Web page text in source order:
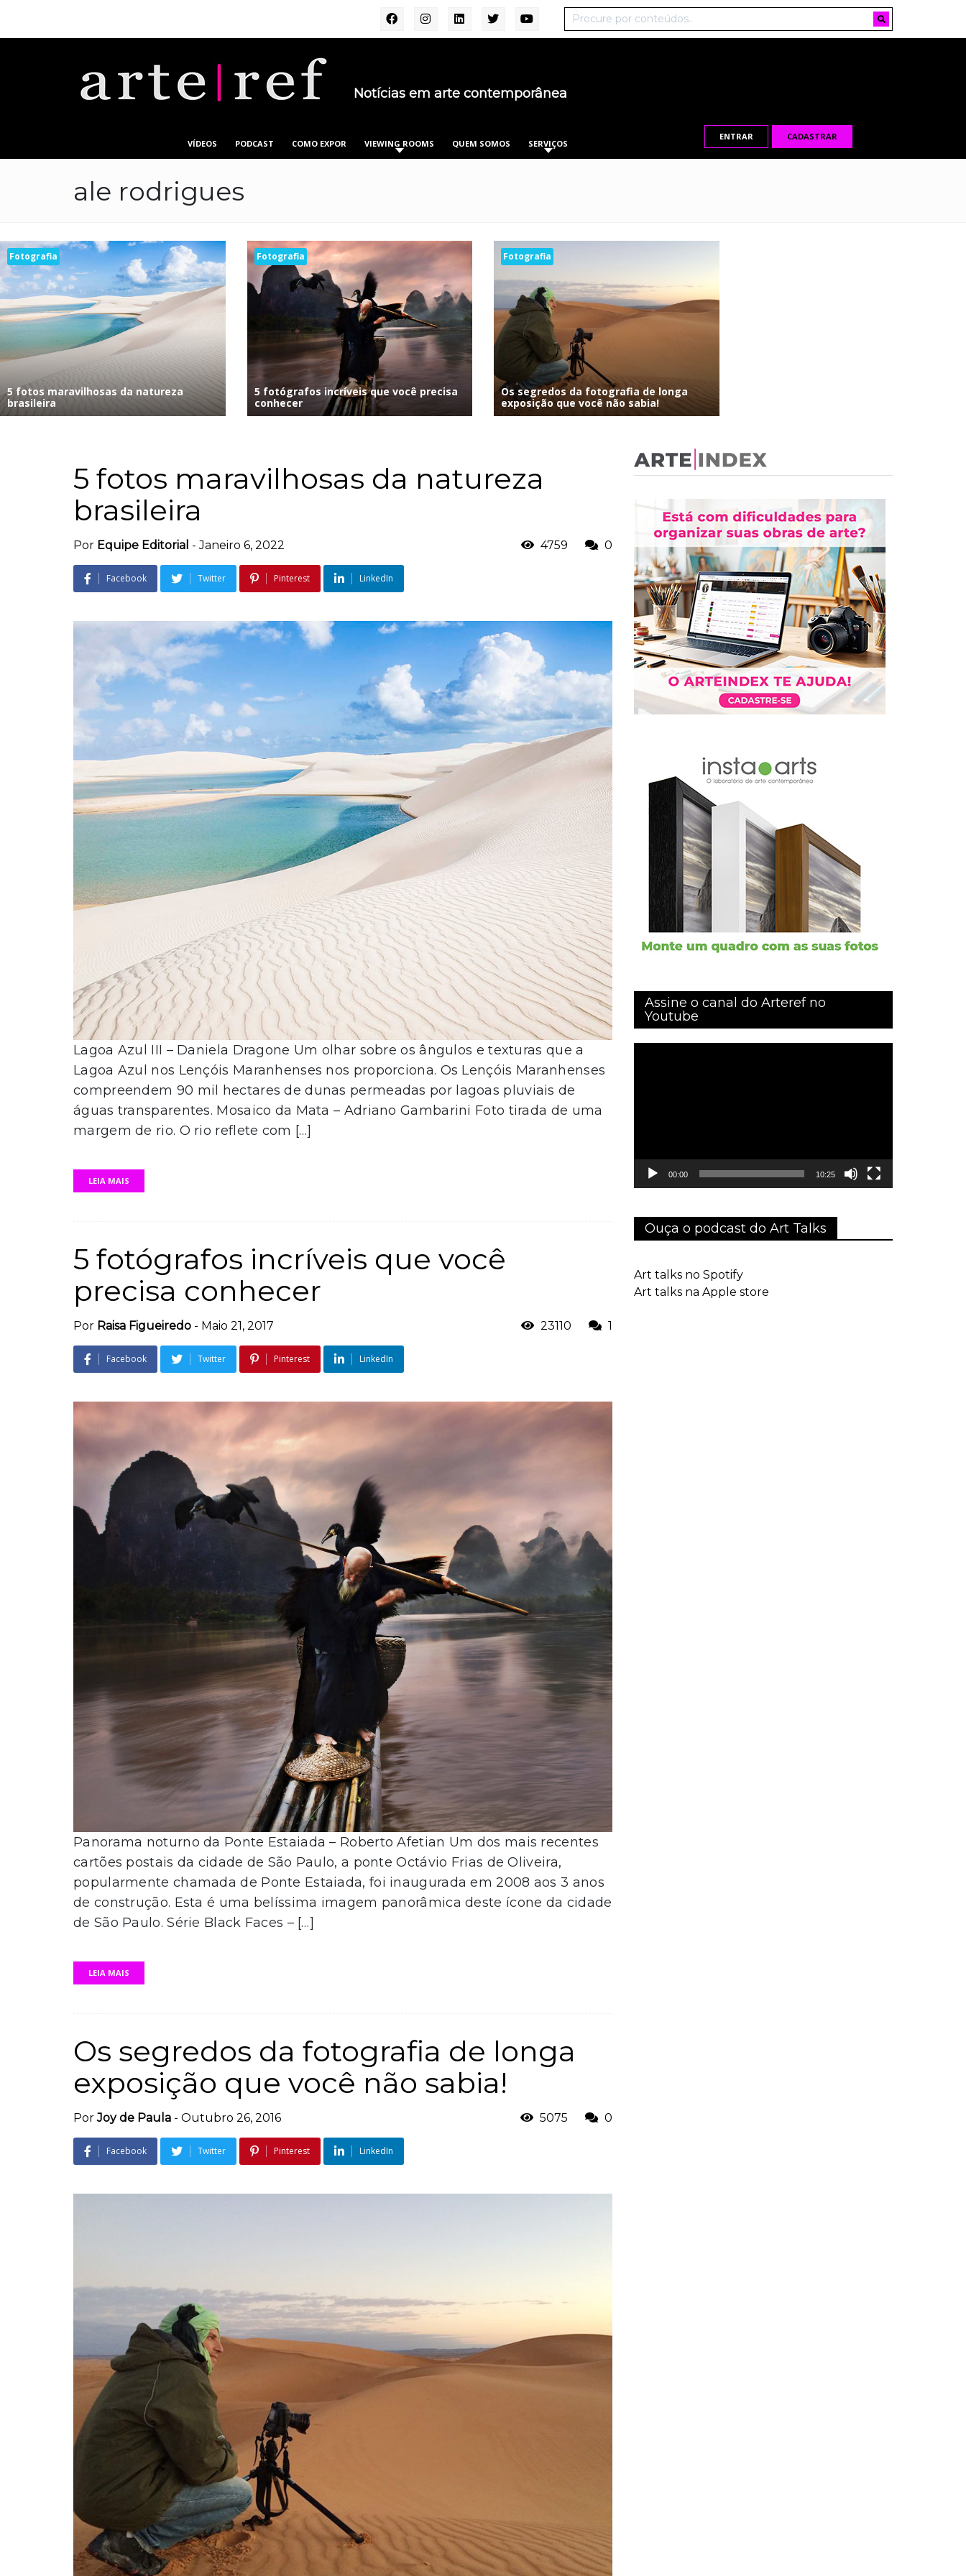
Notícias em arte contemporânea
VÍDEOS PODCAST COMO EXPOR VIEWING ROOMS QUEM SOMOS SERVIÇOS
ENTRAR CADASTRAR
ale rodrigues
Fotografia
5 fotos maravilhosas da natureza
brasileira
Fotografia
5 fotógrafos incríveis que você precisa
conhecer
Fotografia
Os segredos da fotografia de longa
exposição que você não sabia!
5 fotos maravilhosas da natureza
brasileira
Por Equipe Editorial -Janeiro 6, 2022 4759 0
Facebook Twitter Pinterest LinkedIn
Lagoa Azul III – Daniela Dragone Um olhar sobre os ângulos e texturas que a
Lagoa Azul nos Lençóis Maranhenses nos proporciona. Os Lençóis Maranhenses
compreendem 90 mil hectares de dunas permeadas por lagoas pluviais de
águas transparentes. Mosaico da Mata – Adriano Gambarini Foto tirada de uma
margem de rio. O rio reflete com […]
LEIA MAIS
5 fotógrafos incríveis que você
precisa conhecer
Por Raisa Figueiredo - Maio 21, 2017 23110 1
Facebook Twitter Pinterest LinkedIn
Panorama noturno da Ponte Estaiada – Roberto Afetian Um dos mais recentes
cartões postais da cidade de São Paulo, a ponte Octávio Frias de Oliveira,
popularmente chamada de Ponte Estaiada, foi inaugurada em 2008 aos 3 anos
de construção. Esta é uma belíssima imagem panorâmica deste ícone da cidade
de São Paulo. Série Black Faces – […]
LEIA MAIS
Os segredos da fotografia de longa
exposição que você não sabia!
PorJoy de Paula - Outubro 26, 2016 5075 0
Facebook Twitter Pinterest LinkedIn
Assine o canal do Arteref no
Youtube
00:00 10:25
Ouça o podcast do Art Talks
Art talks no Spotify
Art talks na Apple store